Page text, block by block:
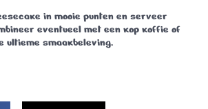
in mooie punten en serveer
eventueel met een kop koffie of
ultieme smaakbeleving.